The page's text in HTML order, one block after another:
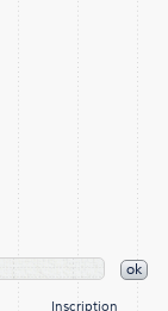
ok
Inscription